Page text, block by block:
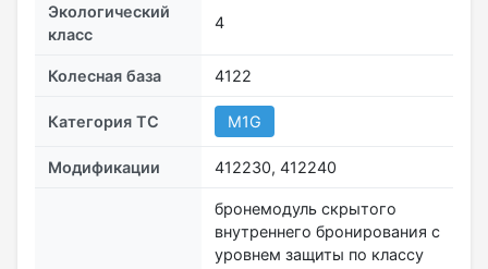
Экологический
класс
4
Колесная база 4122
Категория ТС M1G
Модификации 412230, 412240
бронемодуль скрытого
внутреннего бронирования с
уровнем защиты по классу